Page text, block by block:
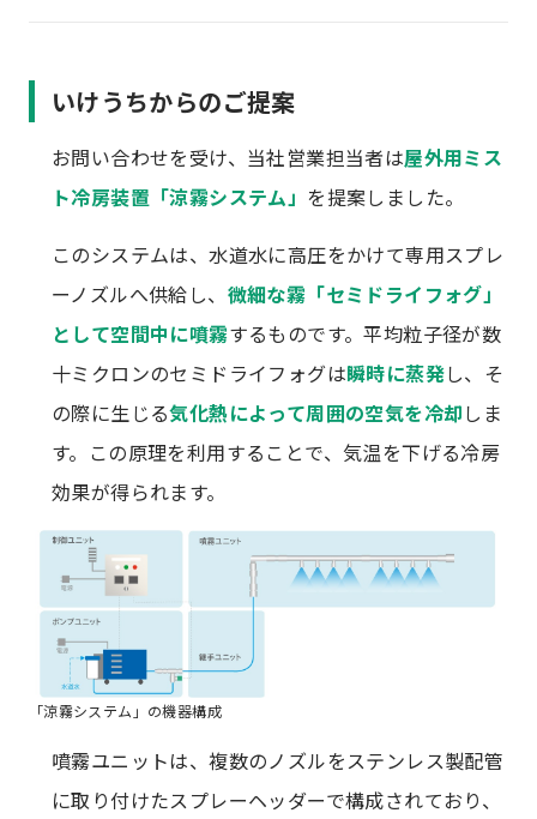
いけうちからのご提案
お問い合わせを受け、当社営業担当者は屋外用ミス
ト冷房装置「涼霧システム」 を提案しました。
このシステムは、水道水に高圧をかけて専用スプレ
ーノズルへ供給し、 微細な霧「セミドライフォグ」
として空間中に噴霧するものです。平均粒子径が数
十ミクロンのセミドライフォグは瞬時に蒸発し、そ
の際に生じる気化熱によって周囲の空気を冷却しま
す。この原理を利用することで、気温を下げる冷房
効果が得られます。
「涼霧システム」の機器構成
噴霧ユニットは、複数のノズルをステンレス製配管
に取り付けたスプレーヘッダーで構成されており、